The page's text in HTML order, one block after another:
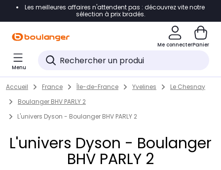
Accéder directement à la navigation
Accéder directement au pied de page
Accéder directement au chatbot
Les meilleures affaires n'attendent pas : découvrez vite notre
sélection à prix bradés.
Me connecterPanier
Menu
Skip to content
Return to Nav
Accueil France Île-de-France Yvelines
Le Chesnay
Boulanger BHV PARLY 2
L'univers Dyson - Boulanger BHV PARLY 2
L'univers Dyson - Boulanger
BHV PARLY 2